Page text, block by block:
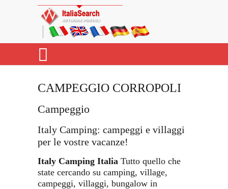
CAMPEGGIO CORROPOLI
Campeggio
Italy Camping: campeggi e villaggi
per le vostre vacanze!
Italy Camping Italia Tutto quello che
state cercando su camping, village,
campeggi, villaggi, bungalow in